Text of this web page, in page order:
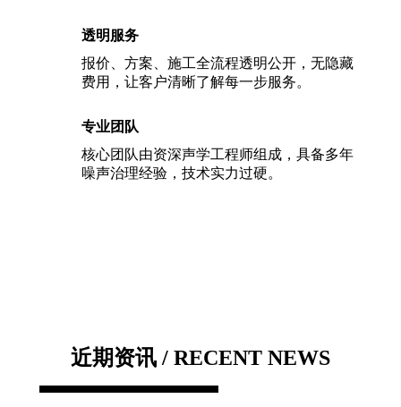
透明服务
报价、方案、施工全流程透明公开，无隐藏
费用，让客户清晰了解每一步服务。
专业团队
核心团队由资深声学工程师组成，具备多年
噪声治理经验，技术实力过硬。
近期资讯 / RECENT NEWS